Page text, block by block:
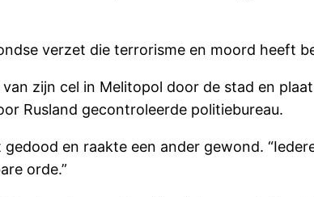
verzet die terrorisme en moord heeft
zijn cel in Melitopol door de stad en
Rusland gecontroleerde politiebureau.
en raakte een ander gewond.
orde.”